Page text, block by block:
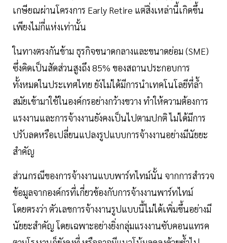
เกษียณผ่านโครงการ Early Retire แต่สิ่งเหล่านี้เกิดขึ้น
เพียงไม่กี่แห่งเท่านั้น
ในทางตรงกันข้าม ธุรกิจขนาดกลางและขนาดย่อม (SME)
ซึ่งคิดเป็นสัดส่วนสูงถึง 85% ของสถานประกอบการ
ทั้งหมดในประเทศไทย ยังไม่ได้มีการนำเทคโนโลยีที่ล้ำ
สมัยเข้ามาใช้ในองค์กรอย่างกว้างขวาง ทำให้ความต้องการ
แรงงานและการจ้างงานยังคงเป็นไปตามปกติ ไม่ได้มีการ
ปรับลดหรือเปลี่ยนแปลงรูปแบบการจ้างงานอย่างมีนัยยะ
สำคัญ
ส่วนกรณีของการจ้างงานแบบพาร์ทไทม์นั้น จากการสำรวจ
ข้อมูลจากองค์กรที่เกี่ยวข้องกับการจ้างงานพาร์ทไทม์
โดยตรงว่า ตัวเลขการจ้างงานรูปแบบนี้ไม่ได้เพิ่มขึ้นอย่างมี
นัยยะสำคัญ โดยเฉพาะอย่างยิ่งกลุ่มแรงงานซับคอนแทรค